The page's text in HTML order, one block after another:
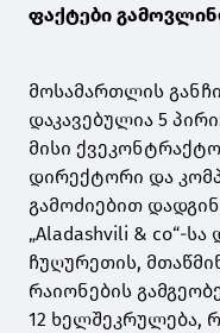
ფაქტები
მოსამართლის
დაკავებულია 5
მისი
დირექტორი და
გამოძიებით
„Aladashvili & co“-
ჩუღურეთის,
რაიონების
12 ხელშეკრულება,